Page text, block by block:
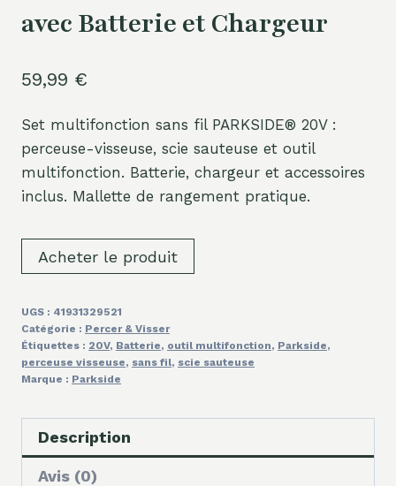
avec Batterie et Chargeur
59,99 €
Set multifonction sans fil PARKSIDE® 20V :
perceuse-visseuse, scie sauteuse et outil
multifonction. Batterie, chargeur et accessoires
inclus. Mallette de rangement pratique.
Acheter le produit
UGS : 41931329521
Catégorie : Percer & Visser
Étiquettes : 20V, Batterie, outil multifonction, Parkside,
perceuse visseuse, sans fil, scie sauteuse
Marque : Parkside
Description
Avis (0)